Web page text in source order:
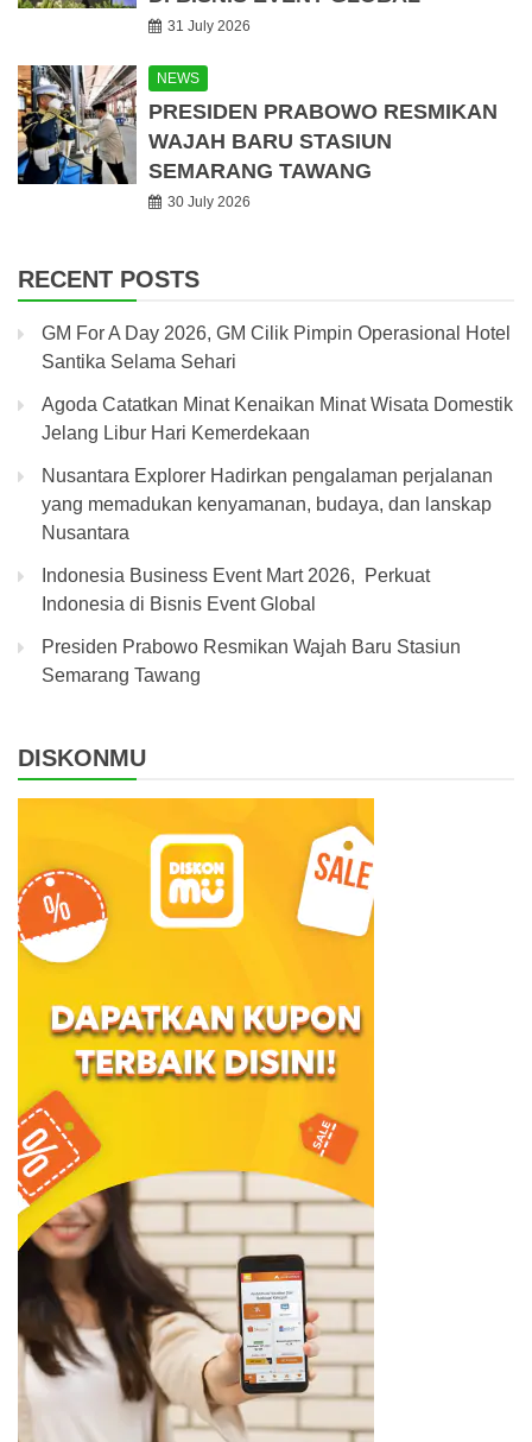
31 July 2026
NEWS
PRESIDEN PRABOWO RESMIKAN
WAJAH BARU STASIUN
SEMARANG TAWANG
30 July 2026
RECENT POSTS
GM For A Day 2026, GM Cilik Pimpin Operasional Hotel
Santika Selama Sehari
Agoda Catatkan Minat Kenaikan Minat Wisata Domestik
Jelang Libur Hari Kemerdekaan
Nusantara Explorer Hadirkan pengalaman perjalanan
yang memadukan kenyamanan, budaya, dan lanskap
Nusantara
Indonesia Business Event Mart 2026, Perkuat
Indonesia di Bisnis Event Global
Presiden Prabowo Resmikan Wajah Baru Stasiun
Semarang Tawang
DISKONMU